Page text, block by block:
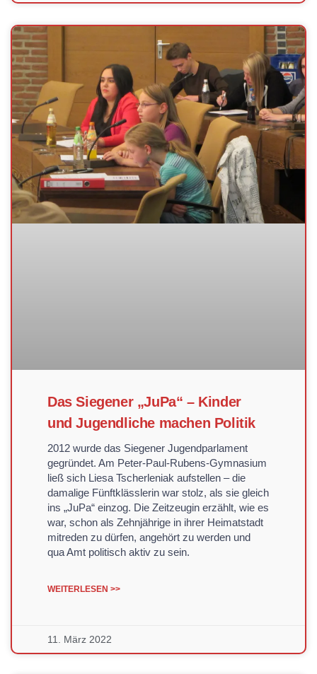
Das Siegener „JuPa“ – Kinder
und Jugendliche machen Politik
2012 wurde das Siegener Jugendparlament
gegründet. Am Peter-Paul-Rubens-Gymnasium
ließ sich Liesa Tscherleniak aufstellen – die
damalige Fünftklässlerin war stolz, als sie gleich
ins „JuPa“ einzog. Die Zeitzeugin erzählt, wie es
war, schon als Zehnjährige in ihrer Heimatstadt
mitreden zu dürfen, angehört zu werden und
qua Amt politisch aktiv zu sein.
WEITERLESEN >>
11. März 2022